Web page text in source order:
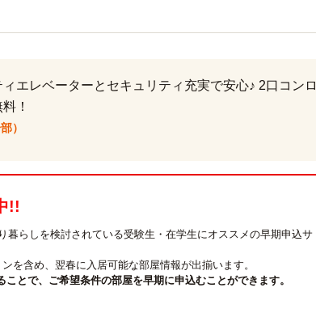
エレベーターとセキュリティ充実で安心♪ 2口コンロ
！
）
!!
暮らしを検討されている受験生・在学生にオススメの早期申込サ
を含め、翌春に入居可能な部屋情報が出揃います。
とで、ご希望条件の部屋を早期に申込むことができます。